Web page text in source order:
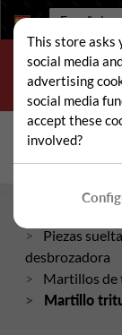
Idioma:
Buscar
Piezas
desbrozadora
Martillos de
Martillo
This store asks
social media
advertising
social media
accept these
involved?